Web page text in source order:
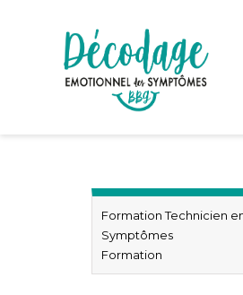
Formation Technicien
Symptômes
Formation